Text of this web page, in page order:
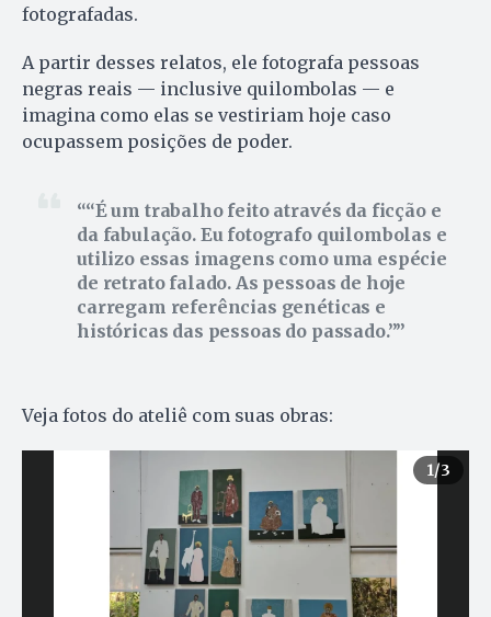
fotografadas.
A partir desses relatos, ele fotografa pessoas
negras reais — inclusive quilombolas — e
imagina como elas se vestiriam hoje caso
ocupassem posições de poder.
“É um trabalho feito através da ficção e
da fabulação. Eu fotografo quilombolas e
utilizo essas imagens como uma espécie
de retrato falado. As pessoas de hoje
carregam referências genéticas e
históricas das pessoas do passado.”
Veja fotos do ateliê com suas obras:
1/3